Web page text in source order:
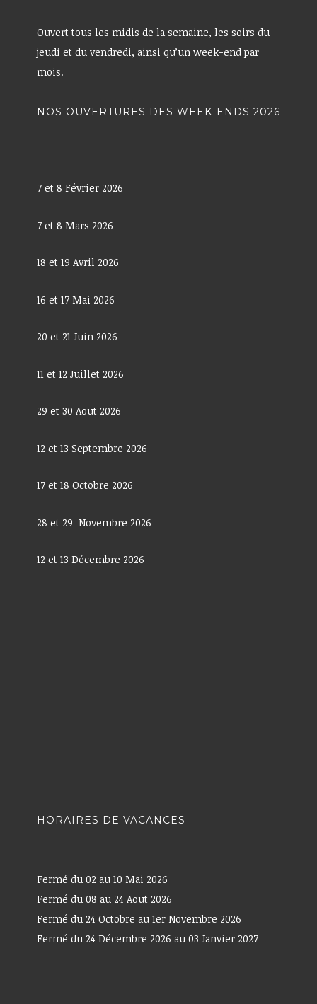
Ouvert tous les midis de la semaine, les soirs du
jeudi et du vendredi, ainsi qu’un week-end par
mois.
NOS OUVERTURES DES WEEK-ENDS 2026
7 et 8 Février 2026
7 et 8 Mars 2026
18 et 19 Avril 2026
16 et 17 Mai 2026
20 et 21 Juin 2026
11 et 12 Juillet 2026
29 et 30 Aout 2026
12 et 13 Septembre 2026
17 et 18 Octobre 2026
28 et 29 Novembre 2026
12 et 13 Décembre 2026
HORAIRES DE VACANCES
Fermé du 02 au 10 Mai 2026
Fermé du 08 au 24 Aout 2026
Fermé du 24 Octobre au 1er Novembre 2026
Fermé du 24 Décembre 2026 au 03 Janvier 2027